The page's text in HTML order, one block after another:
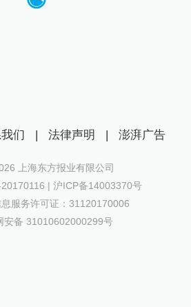
们 | 法律声明 | 澎湃广告
上海东方报业有限公司
| 沪ICP备14003370号
服务许可证：31120170006
安备 31010602000299号